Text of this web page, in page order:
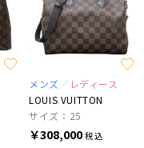
メンズ
レディース
LOUIS VUITTON
サイズ：25
￥308,000税込